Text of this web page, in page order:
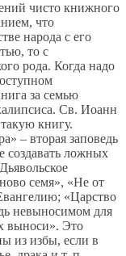
чисто книжного
что
народа с его
то с
рода. Когда надо
за семью
Св. Иоанн
книгу.
– вторая заповедь
ложных
семя», «Не от
«Царство
невыносимом для
выноси». Это
из избы, если в